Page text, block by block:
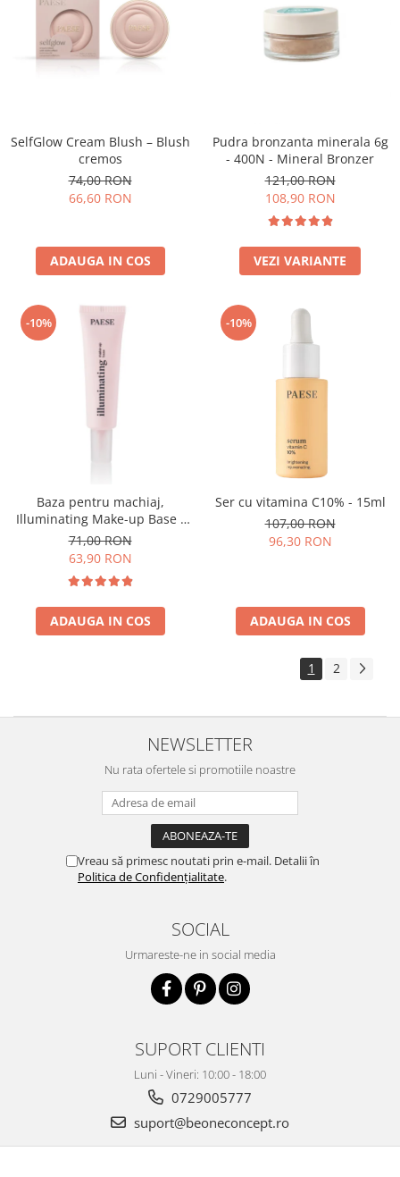
SelfGlow Cream Blush – Blush
cremos
74,00 RON
66,60 RON
ADAUGA IN COS
Pudra bronzanta minerala 6g
- 400N - Mineral Bronzer
121,00 RON
108,90 RON
VEZI VARIANTE
-10%
Baza pentru machiaj,
Illuminating Make-up Base -
30ml
71,00 RON
63,90 RON
ADAUGA IN COS
-10%
Ser cu vitamina C10% - 15ml
107,00 RON
96,30 RON
ADAUGA IN COS
1 2
NEWSLETTER
Nu rata ofertele si promotiile noastre
Vreau să primesc noutati prin e-mail. Detalii în
Politica de Confidențialitate.
SOCIAL
Urmareste-ne in social media
SUPORT CLIENTI
Luni - Vineri: 10:00 - 18:00
0729005777
suport@beoneconcept.ro